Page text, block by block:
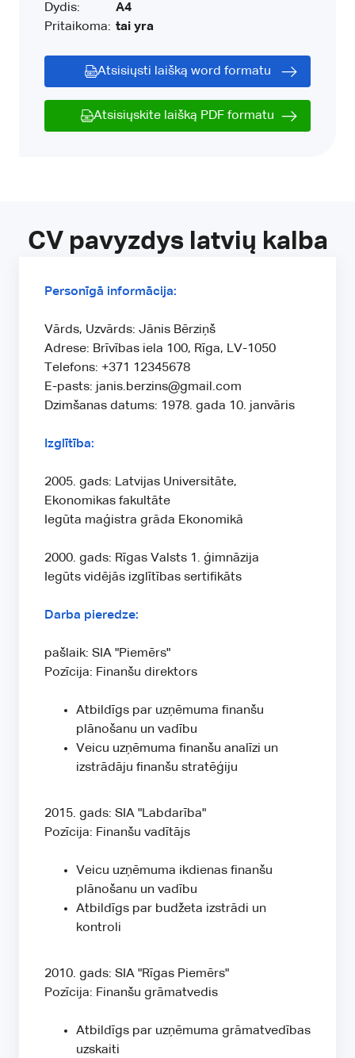
Dydis:
Pritaikoma:
A4
tai yra
Atsisiųsti laišką word formatu
Atsisiųskite laišką PDF formatu
CV pavyzdys latvių kalba
Personīgā informācija:
Vārds, Uzvārds: Jānis Bērziņš
Adrese: Brīvības iela 100, Rīga, LV-1050
Telefons: +371 12345678
E-pasts: janis.berzins@gmail.com
Dzimšanas datums: 1978. gada 10. janvāris
Izglītība:
2005. gads: Latvijas Universitāte,
Ekonomikas fakultāte
Iegūta maģistra grāda Ekonomikā
2000. gads: Rīgas Valsts 1. ģimnāzija
Iegūts vidējās izglītības sertifikāts
Darba pieredze:
pašlaik: SIA "Piemērs"
Pozīcija: Finanšu direktors
Atbildīgs par uzņēmuma finanšu
plānošanu un vadību
Veicu uzņēmuma finanšu analīzi un
izstrādāju finanšu stratēģiju
2015. gads: SIA "Labdarība"
Pozīcija: Finanšu vadītājs
Veicu uzņēmuma ikdienas finanšu
plānošanu un vadību
Atbildīgs par budžeta izstrādi un
kontroli
2010. gads: SIA "Rīgas Piemērs"
Pozīcija: Finanšu grāmatvedis
Atbildīgs par uzņēmuma grāmatvedības
uzskaiti